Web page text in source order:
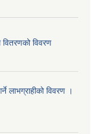
विवरण
लाभग्राहीको विवरण ।